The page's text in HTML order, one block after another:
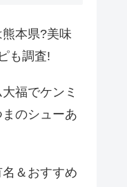
本県?美味
も調査!
福でケンミ
のシューあ
＆おすすめ